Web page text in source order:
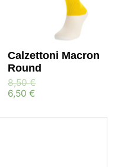
Calzettoni Macron
Round
8,50€
6,50 €